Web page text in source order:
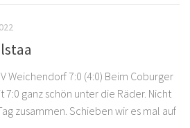
Weichendorf 7:0 (4:0) Beim Coburger
7:0 ganz schön unter die Räder. Nicht
zusammen. Schieben wir es mal auf